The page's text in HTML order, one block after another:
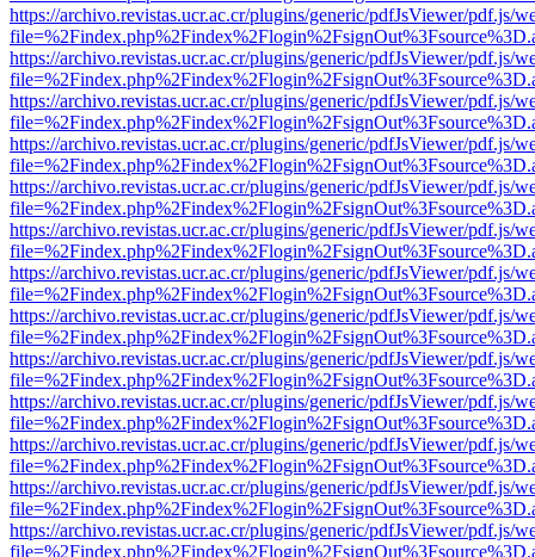
https://archivo.revistas.ucr.ac.cr/plugins/generic/pdfJsViewer/pdf.js/
https://archivo.revistas.ucr.ac.cr/plugins/generic/pdfJsViewer/pdf.js/
https://archivo.revistas.ucr.ac.cr/plugins/generic/pdfJsViewer/pdf.js/
https://archivo.revistas.ucr.ac.cr/plugins/generic/pdfJsViewer/pdf.js/
https://archivo.revistas.ucr.ac.cr/plugins/generic/pdfJsViewer/pdf.js/
https://archivo.revistas.ucr.ac.cr/plugins/generic/pdfJsViewer/pdf.js/
https://archivo.revistas.ucr.ac.cr/plugins/generic/pdfJsViewer/pdf.js/
https://archivo.revistas.ucr.ac.cr/plugins/generic/pdfJsViewer/pdf.js/
https://archivo.revistas.ucr.ac.cr/plugins/generic/pdfJsViewer/pdf.js/
https://archivo.revistas.ucr.ac.cr/plugins/generic/pdfJsViewer/pdf.js/
https://archivo.revistas.ucr.ac.cr/plugins/generic/pdfJsViewer/pdf.js/
https://archivo.revistas.ucr.ac.cr/plugins/generic/pdfJsViewer/pdf.js/
https://archivo.revistas.ucr.ac.cr/plugins/generic/pdfJsViewer/pdf.js/